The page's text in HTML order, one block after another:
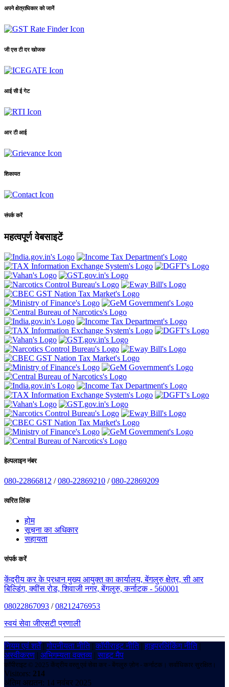
अपने क्षेत्राधिकार को जानें
जी एस टी दर खोजक
आई सी ई गेट
आर टी आई
शिकायत
संपर्क करें
महत्वपूर्ण वेबसाइटें
हेल्पलाइन नंबर
080-22866812 /080-22869210 /080-22869209
त्वरित लिंक
होम
सूचना का अधिकार
सहायता
संपर्क करें
केंद्रीय कर के प्रधान मुख्य आयुक्त का कार्यालय, बेंगलुरु क्षेत्र, सी आर
बिल्डिंग, क्वींस रोड, शिवाजी नगर, बेंगलुरु, कर्नाटक - 560001
08022867093 /08212476953
स्वयं सेवा जीएसटी प्रणाली
नियम एवं शर्तें|गोपनीयता नीति|कॉपीराइट नीति|हाइपरलिंकिंग नीति|
अस्वीकरण | अभिगम्यता वक्तव्य |साइट मैप
कॉपीराइट © 2025 केंद्रीय वस्तु एवं सेवा कर - बेंगलुरु ज़ोन - कर्नाटक। सर्वाधिकार सुरक्षित।
Visitors: 214
अंतिम अद्यतन: 14 नवंबर 2025